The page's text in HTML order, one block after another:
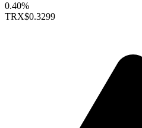
0.40%
TRX$0.3299